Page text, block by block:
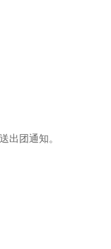
出团通知。